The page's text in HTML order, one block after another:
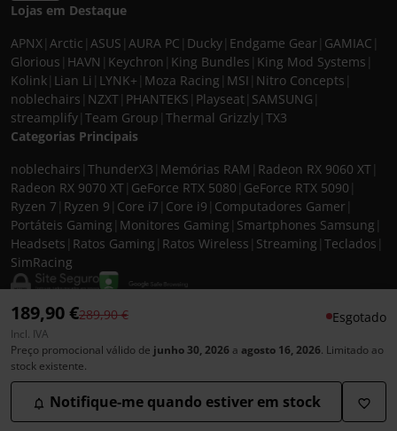
Preço reduzido de
289,90 €para
189,90 € Esgotado
Incl. IVA
Preço promocional válido de junho 30, 2026 a agosto 16, 2026. Limitado ao
stock existente.
Notifique-me quando estiver em stock
Lojas em Destaque
APNX Arctic ASUS AURA PC Ducky Endgame Gear GAMIAC
Glorious HAVN Keychron King Bundles King Mod Systems
Kolink Lian Li LYNK+ Moza Racing MSI Nitro Concepts
noblechairs NZXT PHANTEKS Playseat SAMSUNG
streamplify Team Group Thermal Grizzly TX3
Categorias Principais
noblechairs ThunderX3 Memórias RAM Radeon RX 9060 XT
Radeon RX 9070 XT GeForce RTX 5080 GeForce RTX 5090
Ryzen 7 Ryzen 9 Core i7 Core i9 Computadores Gamer
Portáteis Gaming Monitores Gaming Smartphones Samsung
Headsets Ratos Gaming Ratos Wireless Streaming Teclados
SimRacing
© 2026 CASEKING IBERIA. TODOS OS DIREITOS RESERVADOS. IVA incluído à
taxa em vigor para todos os produtos. As fotos apresentadas podem não
corresponder às configurações descritas. Preços e especificações sujeitos a
alteração sem aviso prévio. A caseking Iberia declina qualquer
responsabilidade por eventuais erros publicados no site.